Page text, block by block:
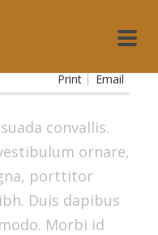
Print Email
convallis.
ornare,
porttitor
Duis dapibus
Morbi id